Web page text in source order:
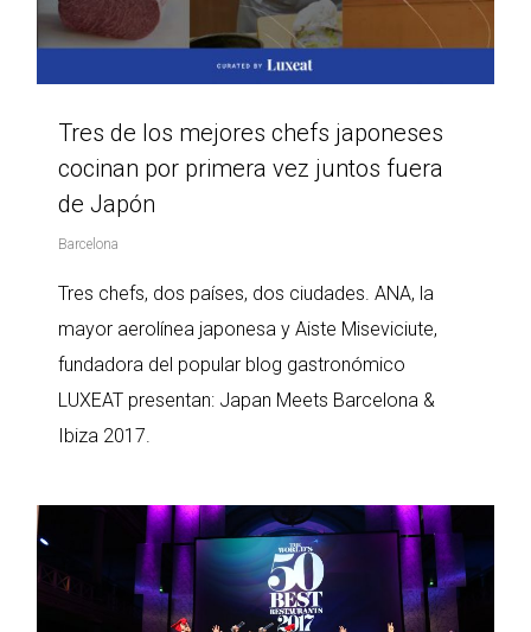
Tres de los mejores chefs japoneses
cocinan por primera vez juntos fuera
de Japón
Barcelona
Tres chefs, dos países, dos ciudades. ANA, la
mayor aerolínea japonesa y Aiste Miseviciute,
fundadora del popular blog gastronómico
LUXEAT presentan: Japan Meets Barcelona &
Ibiza 2017.